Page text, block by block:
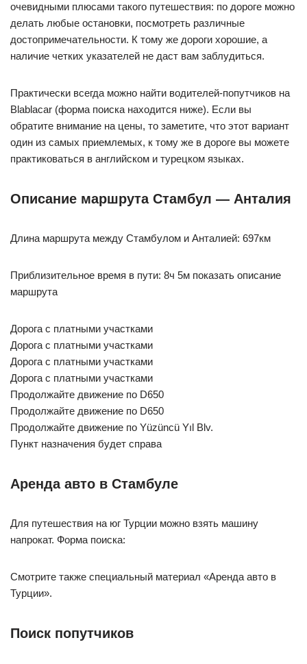
очевидными плюсами такого путешествия: по дороге можно
делать любые остановки, посмотреть различные
достопримечательности. К тому же дороги хорошие, а
наличие четких указателей не даст вам заблудиться.
Практически всегда можно найти водителей-попутчиков на
Blablacar (форма поиска находится ниже). Если вы
обратите внимание на цены, то заметите, что этот вариант
один из самых приемлемых, к тому же в дороге вы можете
практиковаться в английском и турецком языках.
Описание маршрута Стамбул — Анталия
Длина маршрута между Стамбулом и Анталией: 697км
Приблизительное время в пути: 8ч 5м показать описание
маршрута
Дорога с платными участками
Дорога с платными участками
Дорога с платными участками
Дорога с платными участками
Продолжайте движение по D650
Продолжайте движение по D650
Продолжайте движение по Yüzüncü Yıl Blv.
Пункт назначения будет справа
Аренда авто в Стамбуле
Для путешествия на юг Турции можно взять машину
напрокат. Форма поиска:
Смотрите также специальный материал «Аренда авто в
Турции».
Поиск попутчиков